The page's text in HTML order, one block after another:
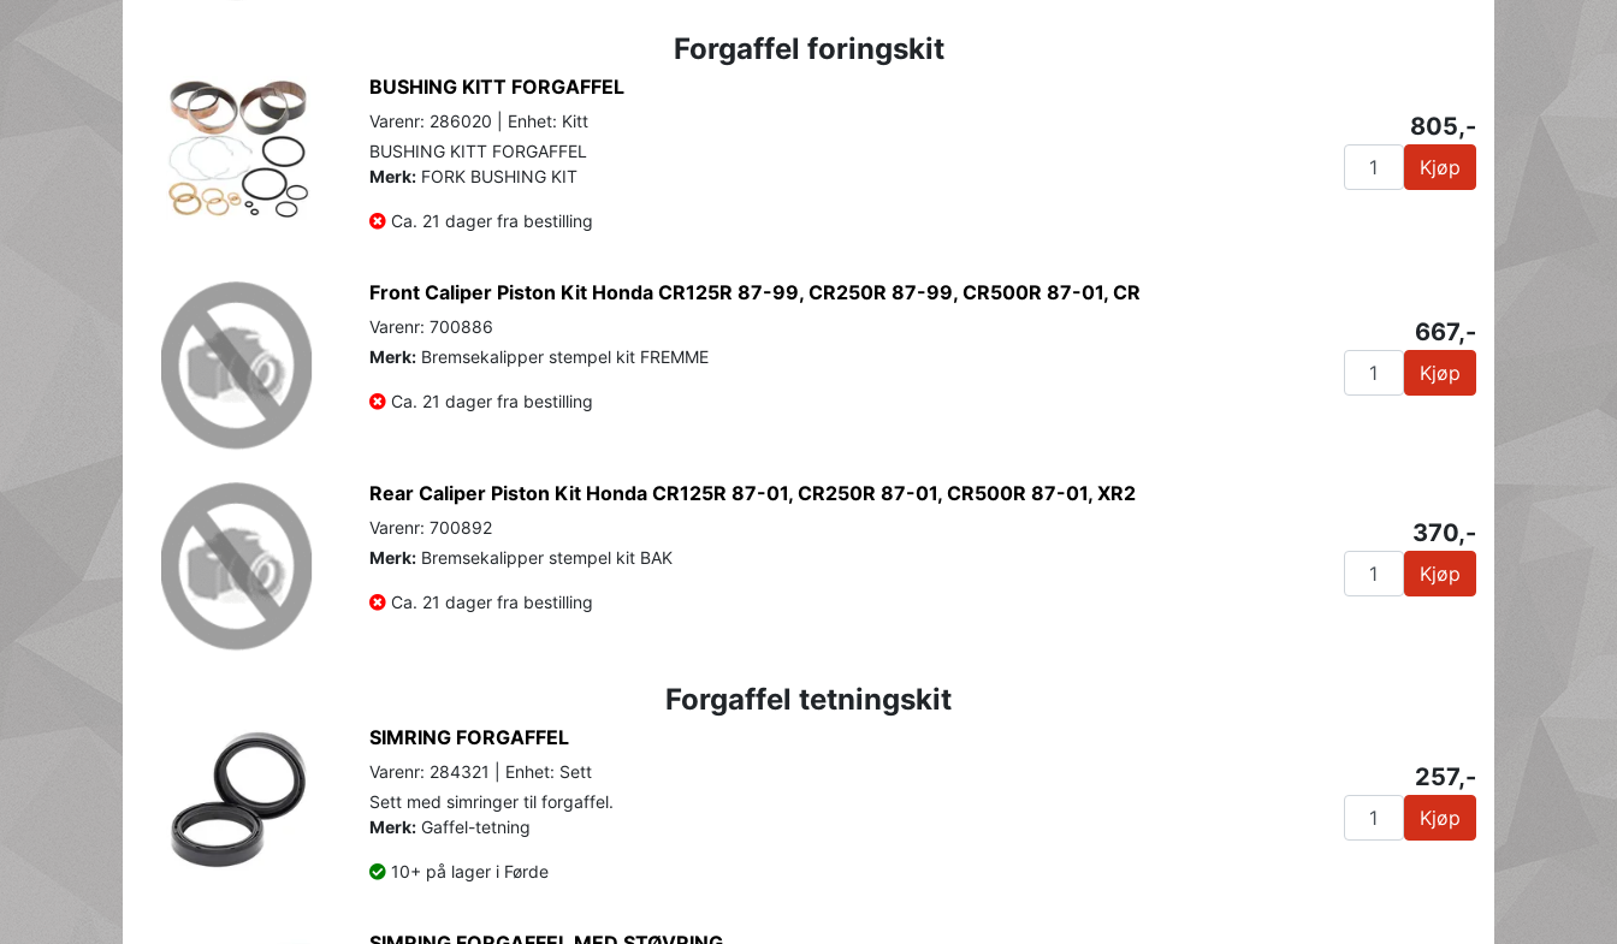
Forgaffel foringskit
BUSHING KITT FORGAFFEL
Varenr: 286020 | Enhet: Kitt
BUSHING KITT FORGAFFEL
Merk: FORK BUSHING KIT
Ca. 21 dager fra bestilling
805,-
Kjøp
Front Caliper Piston Kit Honda CR125R 87-99, CR250R 87-99, CR500R 87-01, CR
Varenr: 700886
Merk: Bremsekalipper stempel kit FREMME
Ca. 21 dager fra bestilling
667,-
Kjøp
Rear Caliper Piston Kit Honda CR125R 87-01, CR250R 87-01, CR500R 87-01, XR2
Varenr: 700892
Merk: Bremsekalipper stempel kit BAK
Ca. 21 dager fra bestilling
370,-
Kjøp
Forgaffel tetningskit
SIMRING FORGAFFEL
Varenr: 284321 | Enhet: Sett
Sett med simringer til forgaffel.
Merk: Gaffel-tetning
10+ på lager i Førde
257,-
Kjøp